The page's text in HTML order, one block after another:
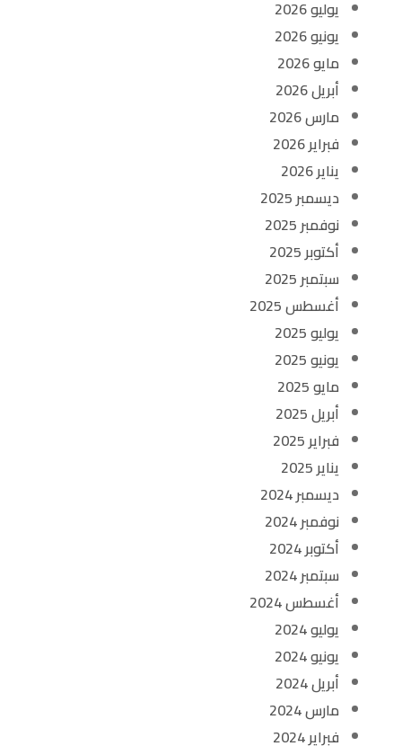
يوليو 2026
يونيو 2026
مايو 2026
أبريل 2026
مارس 2026
فبراير 2026
يناير 2026
ديسمبر 2025
نوفمبر 2025
أكتوبر 2025
سبتمبر 2025
أغسطس 2025
يوليو 2025
يونيو 2025
مايو 2025
أبريل 2025
فبراير 2025
يناير 2025
ديسمبر 2024
نوفمبر 2024
أكتوبر 2024
سبتمبر 2024
أغسطس 2024
يوليو 2024
يونيو 2024
أبريل 2024
مارس 2024
فبراير 2024